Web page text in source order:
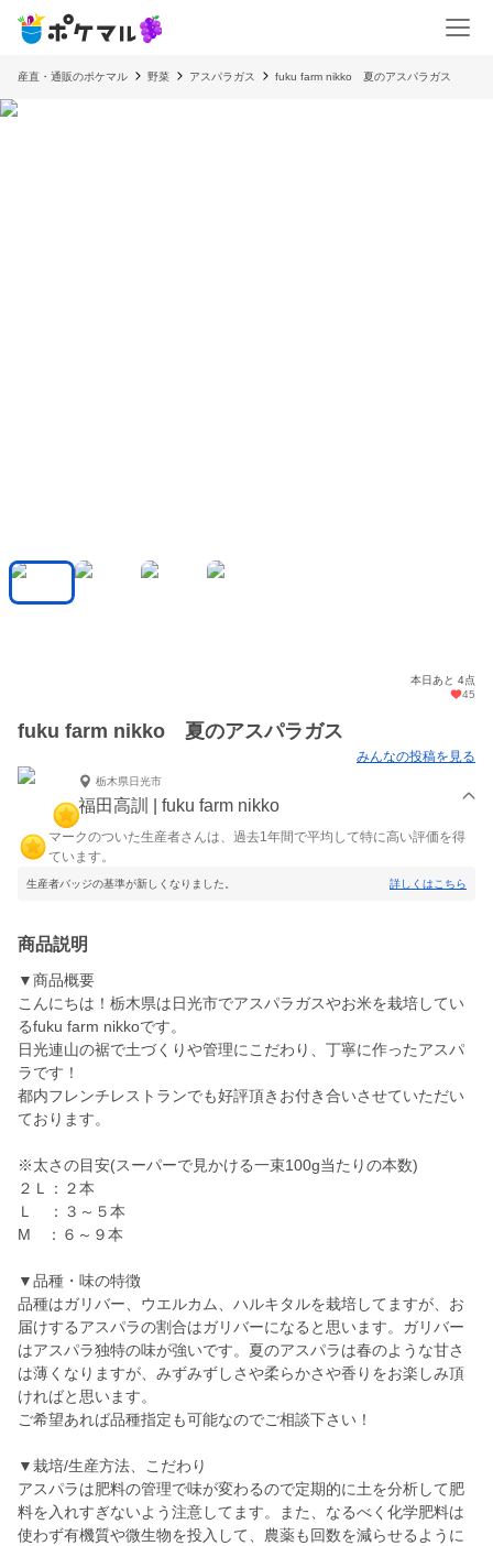
産直・通販のポケマル 野菜 アスパラガス fuku farm nikko 夏のアスパラガス
本日あと 4点
45
fuku farm nikko 夏のアスパラガス
みんなの投稿を見る
栃木県日光市
福田高訓 | fuku farm nikko
マークのついた生産者さんは、過去1年間で平均して特に高い評価を得
ています。
生産者バッジの基準が新しくなりました。 詳しくはこちら
商品説明
▼商品概要
こんにちは！栃木県は日光市でアスパラガスやお米を栽培してい
るfuku farm nikkoです。
日光連山の裾で土づくりや管理にこだわり、丁寧に作ったアスパ
ラです！
都内フレンチレストランでも好評頂きお付き合いさせていただい
ております。
※太さの目安(スーパーで見かける一束100g当たりの本数)
２Ｌ：２本
Ｌ ：３～５本
M ：６～９本
▼品種・味の特徴
品種はガリバー、ウエルカム、ハルキタルを栽培してますが、お
届けするアスパラの割合はガリバーになると思います。ガリバー
はアスパラ独特の味が強いです。夏のアスパラは春のような甘さ
は薄くなりますが、みずみずしさや柔らかさや香りをお楽しみ頂
ければと思います。
ご希望あれば品種指定も可能なのでご相談下さい！
▼栽培/生産方法、こだわり
アスパラは肥料の管理で味が変わるので定期的に土を分析して肥
料を入れすぎないよう注意してます。また、なるべく化学肥料は
使わず有機質や微生物を投入して、農薬も回数を減らせるように